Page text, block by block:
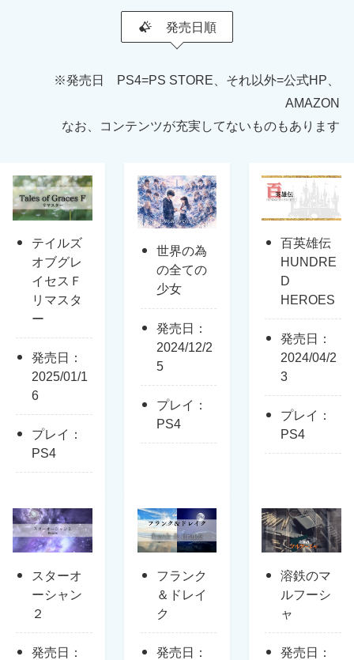
発売日順
※発売日 PS4=PS STORE、それ以外=公式HP、
AMAZON
なお、コンテンツが充実してないものもあります
テイルズ
オブグレ
イセスＦ
リマスタ
ー
発売日：
2025/01/1
6
プレイ：
PS4
世界の為
の全ての
少女
発売日：
2024/12/2
5
プレイ：
PS4
百英雄伝
HUNDRE
D
HEROES
発売日：
2024/04/2
3
プレイ：
PS4
スターオ
ーシャン
２
発売日：
フランク
＆ドレイ
ク
発売日：
溶鉄のマ
ルフーシ
ャ
発売日：